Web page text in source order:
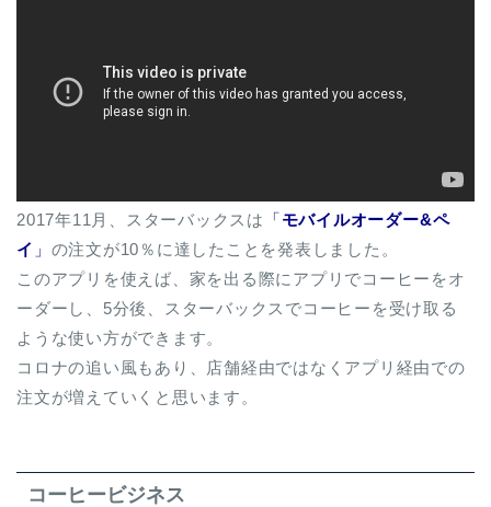
2017年11月、スターバックスは 「モバイルオーダー&ペ
イ 」 の注文が10％に達したことを発表しました。
このアプリを使えば、家を出る際にアプリでコーヒーをオ
ーダーし、5分後、スターバックスでコーヒーを受け取る
ような使い方ができます。
コロナの追い風もあり、店舗経由ではなくアプリ経由での
注文が増えていくと思います。
コーヒービジネス